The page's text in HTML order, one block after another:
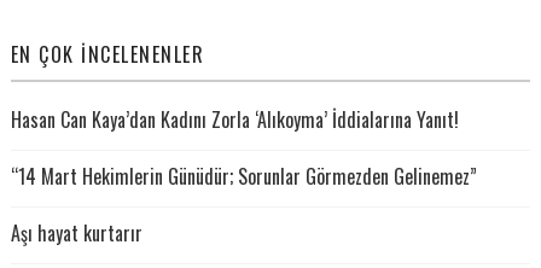
EN ÇOK İNCELENENLER
Hasan Can Kaya’dan Kadını Zorla ‘Alıkoyma’ İddialarına Yanıt!
“14 Mart Hekimlerin Günüdür; Sorunlar Görmezden Gelinemez”
Aşı hayat kurtarır